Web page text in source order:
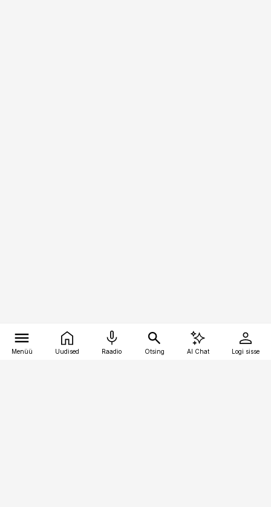
Menüü Uudised Raadio Otsing AI Chat Logi sisse